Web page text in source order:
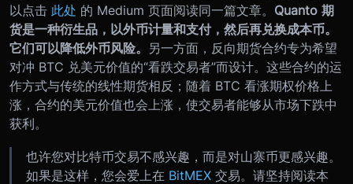
以点击 此处 的 Medium 页面阅读同一篇文章。 Quanto 期
货是一种衍生品，以外币计量和支付，然后再兑换成本币。
它们可以降低外币风险。 另一方面，反向期货合约专为希望
对冲 BTC 兑美元价值的“看跌交易者”而设计。这些合约的运
作方式与传统的线性期货相反；随着 BTC 看涨期权价格上
涨，合约的美元价值也会上涨，使交易者能够从市场下跌中
获利。
也许您对比特币交易不感兴趣，而是对山寨币更感兴趣。
如果是这样，您会爱上在 BitMEX 交易。请坚持阅读本